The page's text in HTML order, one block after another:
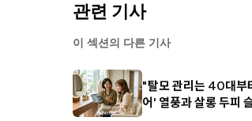
관련 기사
이 섹션의 다른 기사
"탈모 관리는 40대
어' 열풍과 살롱 두피